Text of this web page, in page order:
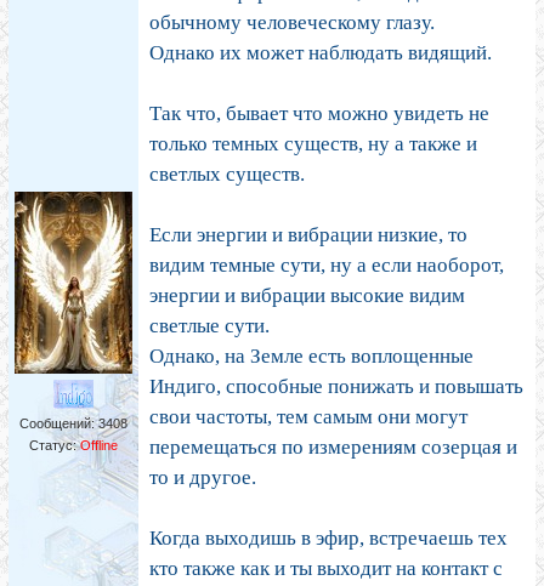
Сообщений:3408
Статус:Offline
обычному человеческому глазу.
Однако их может наблюдать видящий.
Так что, бывает что можно увидеть не
только темных существ, ну а также и
светлых существ.
Если энергии и вибрации низкие, то
видим темные сути, ну а если наоборот,
энергии и вибрации высокие видим
светлые сути.
Однако, на Земле есть воплощенные
Индиго, способные понижать и повышать
свои частоты, тем самым они могут
перемещаться по измерениям созерцая и
то и другое.
Когда выходишь в эфир, встречаешь тех
кто также как и ты выходит на контакт с